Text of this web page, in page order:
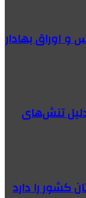
و اوراق بهادار
تنش‌های